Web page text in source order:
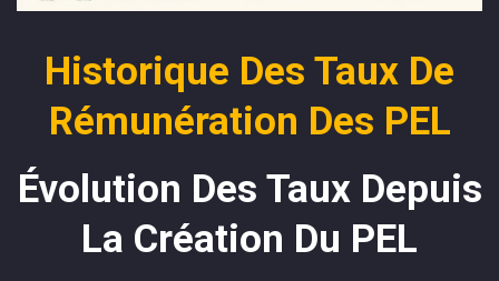
Historique Des Taux De
Rémunération Des PEL
Évolution Des Taux Depuis
La Création Du PEL